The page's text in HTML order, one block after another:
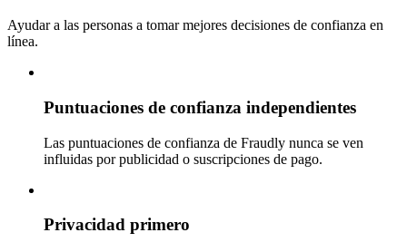
Ayudar a las personas a tomar mejores decisiones de confianza en
línea.
Puntuaciones de confianza independientes
Las puntuaciones de confianza de Fraudly nunca se ven
influidas por publicidad o suscripciones de pago.
Privacidad primero